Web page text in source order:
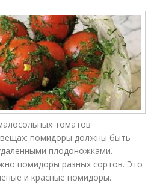
томатов
помидоры должны быть
плодоножками.
помидоры разных сортов. Это
и красные помидоры.